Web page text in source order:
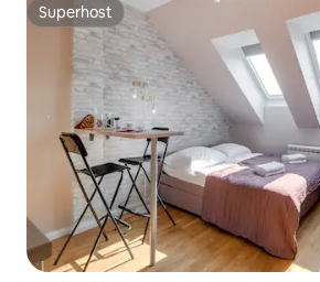
Superhost
Superhost